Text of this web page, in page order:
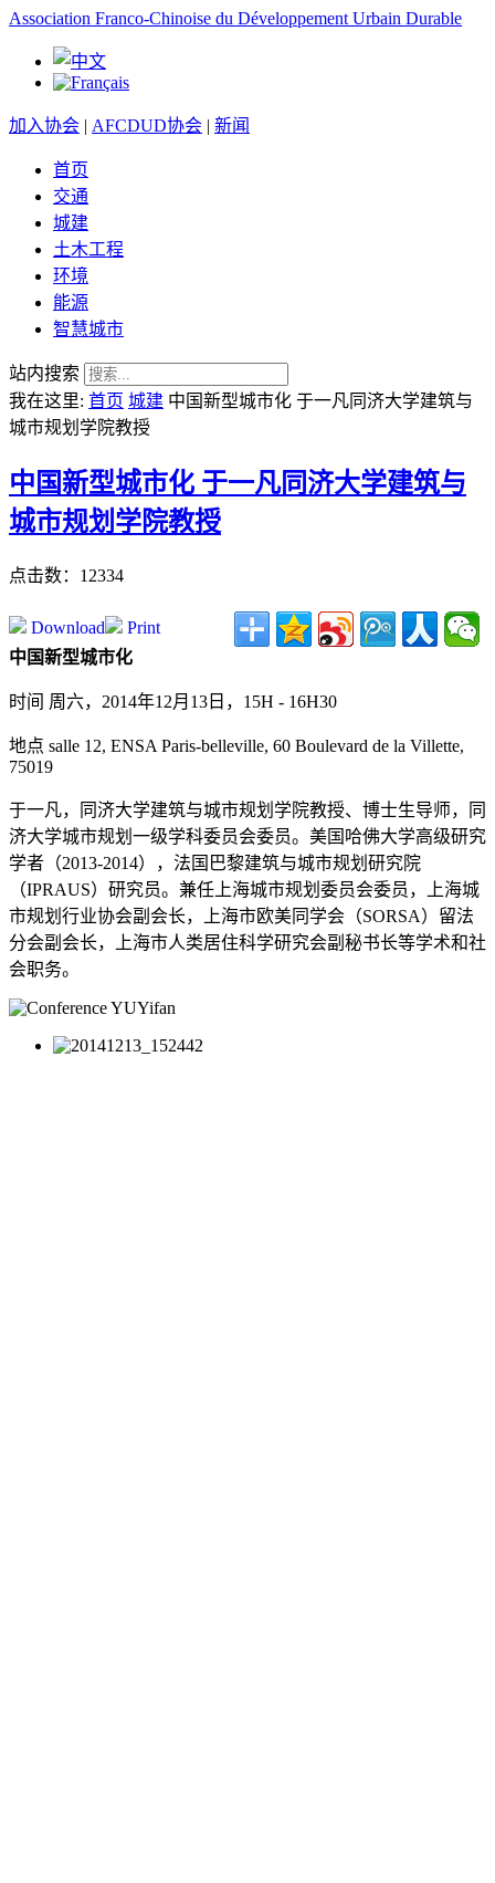
Association Franco-Chinoise du Développement Urbain Durable
加入协会 | AFCDUD协会 | 新闻
首页
交通
城建
土木工程
环境
能源
智慧城市
站内搜索
我在这里: 首页 城建 中国新型城市化 于一凡同济大学建筑与
城市规划学院教授
中国新型城市化 于一凡同济大学建筑与
城市规划学院教授
点击数：12334
Print
Download
中国新型城市化
时间 周六，2014年12月13日，15H - 16H30
地点 salle 12, ENSA Paris-belleville, 60 Boulevard de la Villette,
75019
于一凡，同济大学建筑与城市规划学院教授、博士生导师，同
济大学城市规划一级学科委员会委员。美国哈佛大学高级研究
学者（2013-2014），法国巴黎建筑与城市规划研究院
（IPRAUS）研究员。兼任上海城市规划委员会委员，上海城
市规划行业协会副会长，上海市欧美同学会（SORSA）留法
分会副会长，上海市人类居住科学研究会副秘书长等学术和社
会职务。